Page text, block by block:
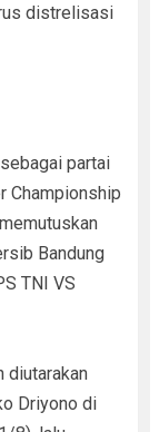
distrelisasi
partai
Championship
Bandung
TNI VS
diutarakan
Driyono di